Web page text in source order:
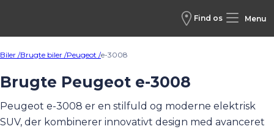
Find os Menu
Biler /Brugte biler /Peugeot /e-3008
Brugte Peugeot e-3008
Peugeot e-3008 er en stilfuld og moderne elektrisk
SUV, der kombinerer innovativt design med avanceret